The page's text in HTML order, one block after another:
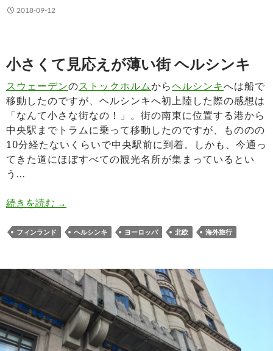
2018-09-12
小さくて見応えが薄い街 ヘルシンキ
スウェーデンのストックホルムからヘルシンキへは船で
移動したのですが、ヘルシンキへ初上陸した際の感想は
「なんて小さな街なの！」。街の南東に位置する港から
中央駅までトラムに乗って移動したのですが、もののの
10分経たないくらいで中央駅前に到着。しかも、今通っ
てきた道にほぼすべての観光名所が集まっているとい
う…
続きを読む 観光には不向きだがカフェや雑貨は抜群な街ヘ
→
フィンランド ヘルシンキ ヨーロッパ 北欧 海外旅行